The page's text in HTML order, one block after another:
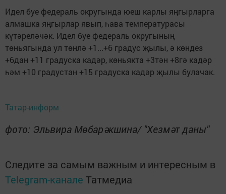
Идел буе федераль округында юеш карлы яңгырларга
алмашка яңгырлар явып, һава температурасы
күтәреләчәк. Идел буе федераль округының
төньягында ул төнлә +1...+6 градус җылы, ә көндез
+6дан +11 градуска кадәр, көньякта +3тән +8гә кадәр
һәм +10 градустан +15 градуска кадәр җылы булачак.
Татар-информ
фото: Эльвира Мөбарәкшина/ "Хезмәт даны"
Следите за самым важным и интересным в
Telegram-канале Татмедиа